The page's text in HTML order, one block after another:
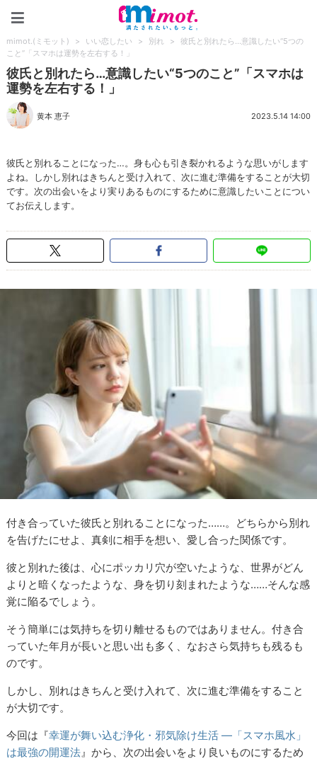
mimot.(ミモット) > いい恋したい > 別れ >
彼氏と別れたら…意識したい“5つの
こと”「スマホは運勢を左右する！」
彼氏と別れたら…意識したい“5つのこと”「スマホは
運勢を左右する！」
黄本 恵子 2023.5.14 14:00
彼氏と別れることになった…。身も心も引き裂かれるような思いがします
よね。しかし別れはきちんと受け入れて、次に進む準備をすることが大切
です。次の出会いをより実りあるものにするために意識したいことについ
てお伝えします。
付き合っていた彼氏と別れることになった……。どちらから別れ
を告げたにせよ、真剣に相手を想い、愛し合った関係です。
彼と別れた後は、心にポッカリ穴が空いたような、世界がどん
よりと暗くなったような、身を切り刻まれたような……そんな感
覚に陥るでしょう。
そう簡単には気持ちを切り離せるものではありません。付き合
っていた年月が長いと思い出も多く、なおさら気持ちも残るも
のです。
しかし、別れはきちんと受け入れて、次に進む準備をすること
が大切です。
今回は『幸運が舞い込む浄化・邪気除け生活 ―「スマホ風水」
は最強の開運法』から、次の出会いをより良いものにするため